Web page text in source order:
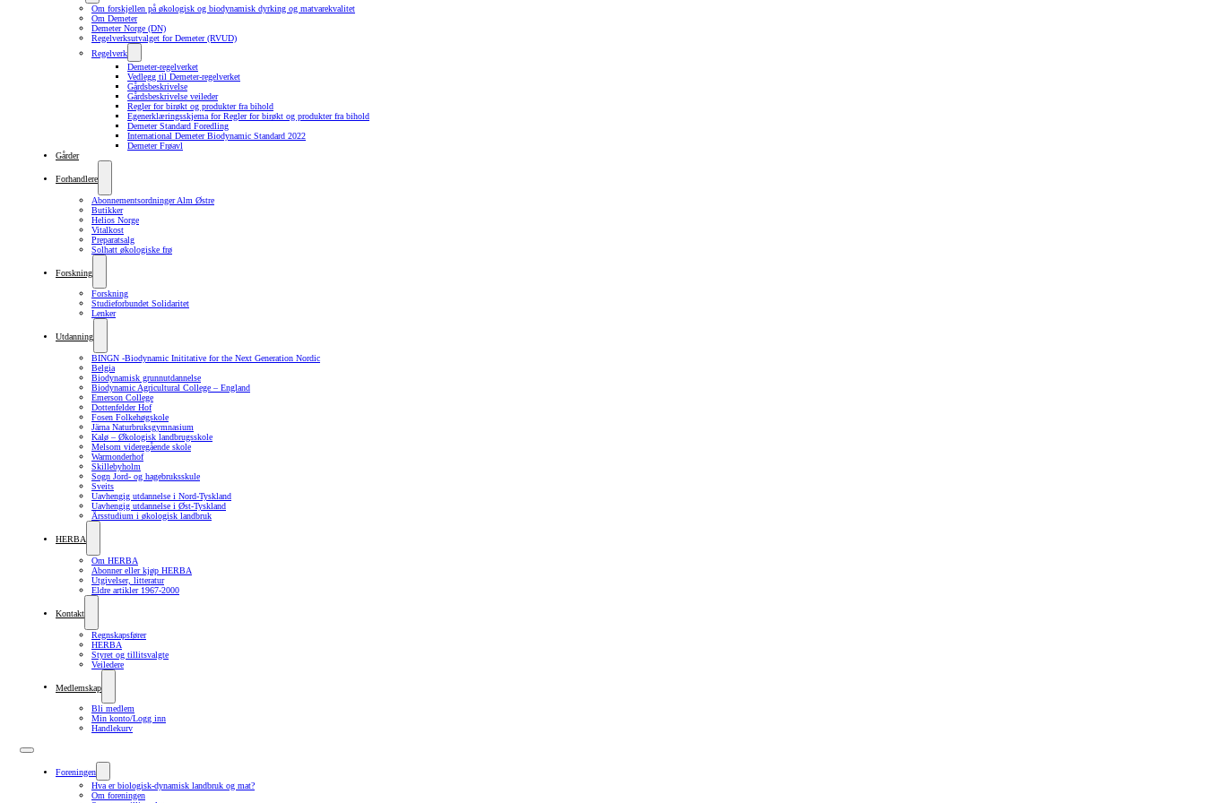
Om forskjellen på økologisk og biodynamisk dyrking og matvarekvalitet
Om Demeter
Demeter Norge (DN)
Regelverksutvalget for Demeter (RVUD)
Regelverk
Demeter-regelverket
Vedlegg til Demeter-regelverket
Gårdsbeskrivelse
Gårdsbeskrivelse veileder
Regler for birøkt og produkter fra bihold
Egenerklæringsskjema for Regler for birøkt og produkter fra bihold
Demeter Standard Foredling
International Demeter Biodynamic Standard 2022
Demeter Frøavl
Gårder
Forhandlere
Abonnementsordninger Alm Østre
Butikker
Helios Norge
Vitalkost
Preparatsalg
Solhatt økologiske frø
Forskning
Forskning
Studieforbundet Solidaritet
Lenker
Utdanning
BINGN -Biodynamic Inititative for the Next Generation Nordic
Belgia
Biodynamisk grunnutdannelse
Biodynamic Agricultural College – England
Emerson College
Dottenfelder Hof
Fosen Folkehøgskole
Järna Naturbruksgymnasium
Kalø – Økologisk landbrugsskole
Melsom videregående skole
Warmonderhof
Skillebyholm
Sogn Jord- og hagebruksskule
Sveits
Uavhengig utdannelse i Nord-Tyskland
Uavhengig utdannelse i Øst-Tyskland
Årsstudium i økologisk landbruk
HERBA
Om HERBA
Abonner eller kjøp HERBA
Utgivelser, litteratur
Eldre artikler 1967-2000
Kontakt
Regnskapsfører
HERBA
Styret og tillitsvalgte
Veiledere
Medlemskap
Bli medlem
Min konto/Logg inn
Handlekurv
Foreningen
Hva er biologisk-dynamisk landbruk og mat?
Om foreningen